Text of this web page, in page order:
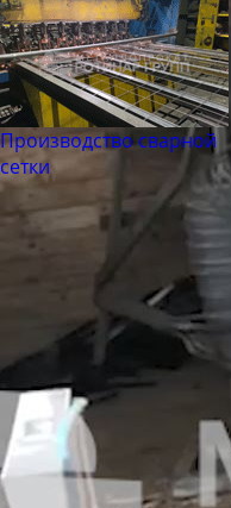
Производство сварной
сетки